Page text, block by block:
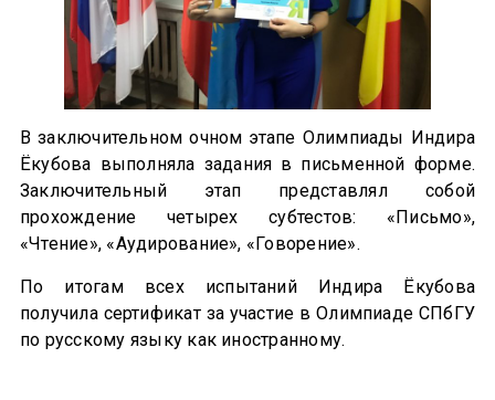
В заключительном очном этапе Олимпиады Индира
Ёкубова выполняла задания в письменной форме.
Заключительный этап представлял собой
прохождение четырех субтестов: «Письмо»,
«Чтение», «Аудирование», «Говорение».
По итогам всех испытаний Индира Ёкубова
получила сертификат за участие в Олимпиаде СПбГУ
по русскому языку как иностранному.